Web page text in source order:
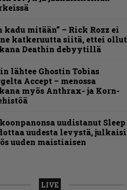
kadu mitään” – Rick Rozz ei
katkeruutta siitä, ettei ollut
Deathin debyytillä
lähtee Ghostin Tobias
Accept – menossa
myös Anthrax- ja Korn-
uudistanut Sleep
uudesta levystä, julkaisi
uuden maistiaisen
LIVE